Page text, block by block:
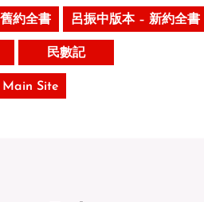
約全書 呂振中版本 – 新約全書
民數記
Site